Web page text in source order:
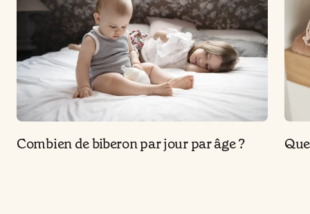
Combien de biberon par jour par âge ?